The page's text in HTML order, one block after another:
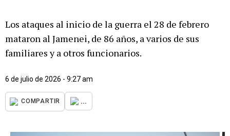
Los ataques al inicio de la guerra el 28 de febrero
mataron al Jamenei, de 86 años, a varios de sus
familiares y a otros funcionarios.
6 de julio de 2026 - 9:27 am
COMPARTIR ...